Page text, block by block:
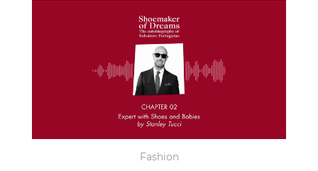
Fashion